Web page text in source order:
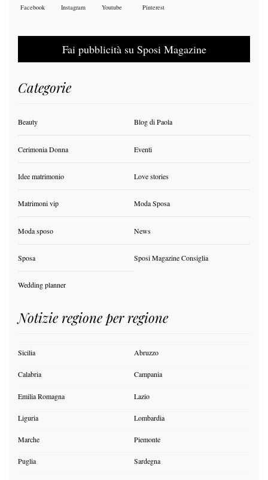
Facebook Instagram Youtube Pinterest
Fai pubblicità su Sposi Magazine
Categorie
Beauty Blog di Paola
Cerimonia Donna Eventi
Idee matrimonio Love stories
Matrimoni vip Moda Sposa
Moda sposo News
Sposa Sposi Magazine Consiglia
Wedding planner
Notizie regione per regione
Sicilia Abruzzo
Calabria Campania
Emilia Romagna Lazio
Liguria Lombardia
Marche Piemonte
Puglia Sardegna